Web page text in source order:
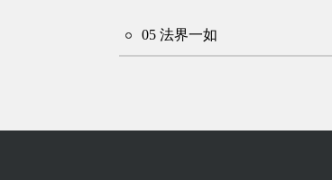
05 法界一如